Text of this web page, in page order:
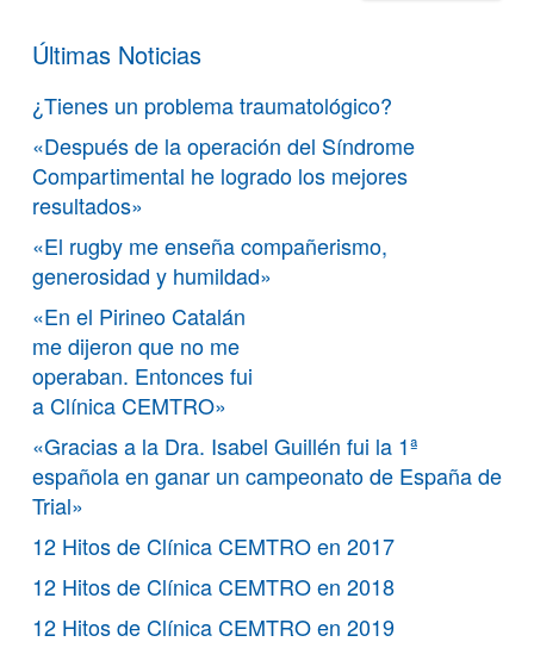
Últimas Noticias
¿Tienes un problema traumatológico?
«Después de la operación del Síndrome
Compartimental he logrado los mejores
resultados»
«El rugby me enseña compañerismo,
generosidad y humildad»
«En el Pirineo Catalán
me dijeron que no me
operaban. Entonces fui
a Clínica CEMTRO»
«Gracias a la Dra. Isabel Guillén fui la 1ª
española en ganar un campeonato de España de
Trial»
12 Hitos de Clínica CEMTRO en 2017
12 Hitos de Clínica CEMTRO en 2018
12 Hitos de Clínica CEMTRO en 2019